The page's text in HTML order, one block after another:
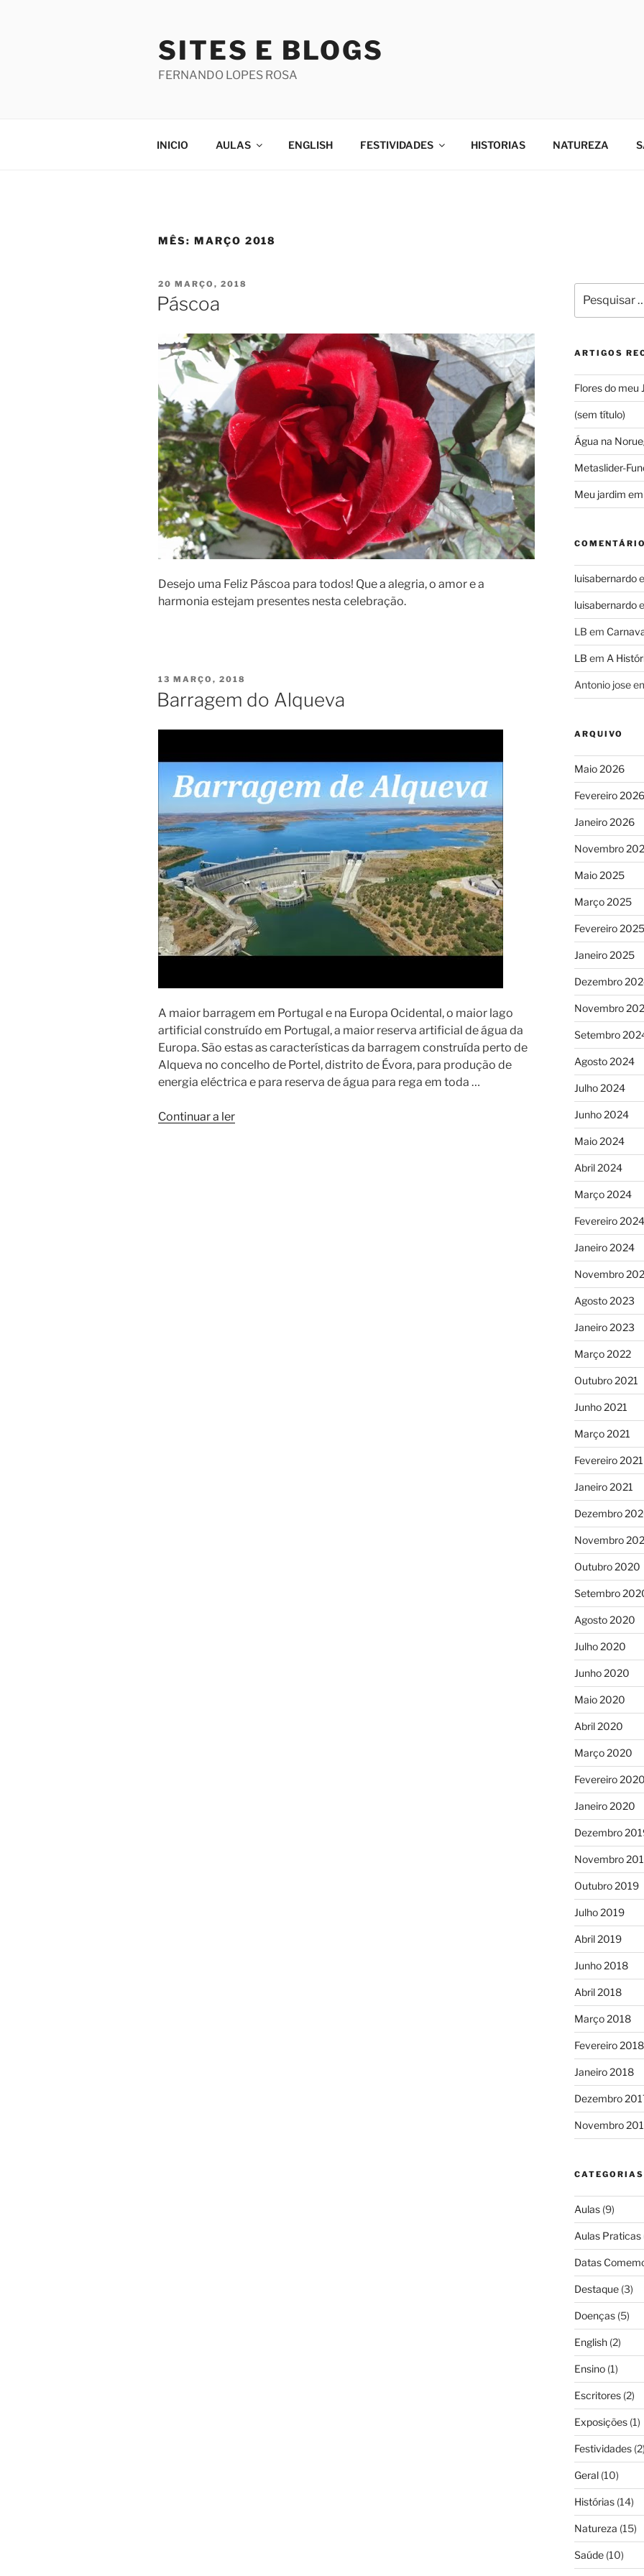
SITES E BLOGS
FERNANDO LOPES ROSA
INICIO AULAS ENGLISH FESTIVIDADES HISTORIAS NATUREZA
MÊS: MARÇO 2018
PUBLICADO
EM
20 MARÇO, 2018
Páscoa
Desejo uma Feliz Páscoa para todos! Que a alegria, o amor e a
harmonia estejam presentes nesta celebração.
PUBLICADO
EM
13 MARÇO, 2018
Barragem do Alqueva
A maior barragem em Portugal e na Europa Ocidental, o maior lago
artificial construído em Portugal, a maior reserva artificial de água da
Europa. São estas as características da barragem construída perto de
Alqueva no concelho de Portel, distrito de Évora, para produção de
energia eléctrica e para reserva de água para rega em toda …
Continuar a ler“Barragem
por:
ARTIGOS
Flores do meu
(sem título)
Água na
Metaslider-
Meu jardim
luisabernardo
luisabernardo
LB em
LB em A
Antonio jose
ARQUIVO
Maio 2026
Fevereiro 2026
Janeiro 2026
Novembro
Maio 2025
Março 2025
Fevereiro 2025
Janeiro 2025
Dezembro
Novembro
Setembro
Agosto 2024
Julho 2024
Junho 2024
Maio 2024
Abril 2024
Março 2024
Fevereiro 2024
Janeiro 2024
Novembro
Agosto 2023
Janeiro 2023
Março 2022
Outubro 2021
Junho 2021
Março 2021
Fevereiro 2021
Janeiro 2021
Dezembro
Novembro
Outubro 2020
Setembro
Agosto 2020
Julho 2020
Junho 2020
Maio 2020
Abril 2020
Março 2020
Fevereiro 2020
Janeiro 2020
Dezembro
Novembro
Outubro 2019
Julho 2019
Abril 2019
Junho 2018
Abril 2018
Março 2018
Fevereiro 2018
Janeiro 2018
Dezembro
Novembro
CATEGORIAS
Aulas(9)
Aulas Praticas
Datas
Destaque(3)
Doenças(5)
English(2)
Ensino(1)
Escritores(2)
Exposições(1)
Festividades(2)
Geral(10)
Histórias(14)
Natureza (15)
Saúde(10)